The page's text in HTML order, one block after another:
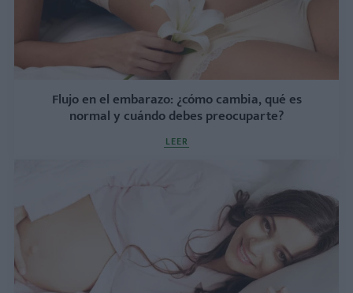
Flujo en el embarazo: ¿cómo cambia, qué es
normal y cuándo debes preocuparte?
LEER